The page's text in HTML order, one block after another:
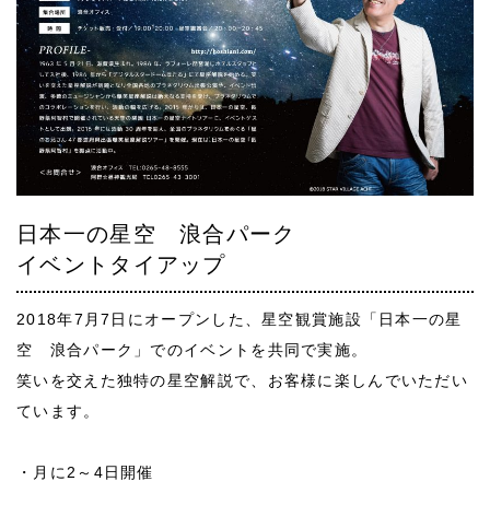
日本一の星空 浪合パーク
イベントタイアップ
2018年7月7日にオープンした、星空観賞施設「日本一の星
空 浪合パーク」でのイベントを共同で実施。
笑いを交えた独特の星空解説で、お客様に楽しんでいただい
ています。
・月に2～4日開催